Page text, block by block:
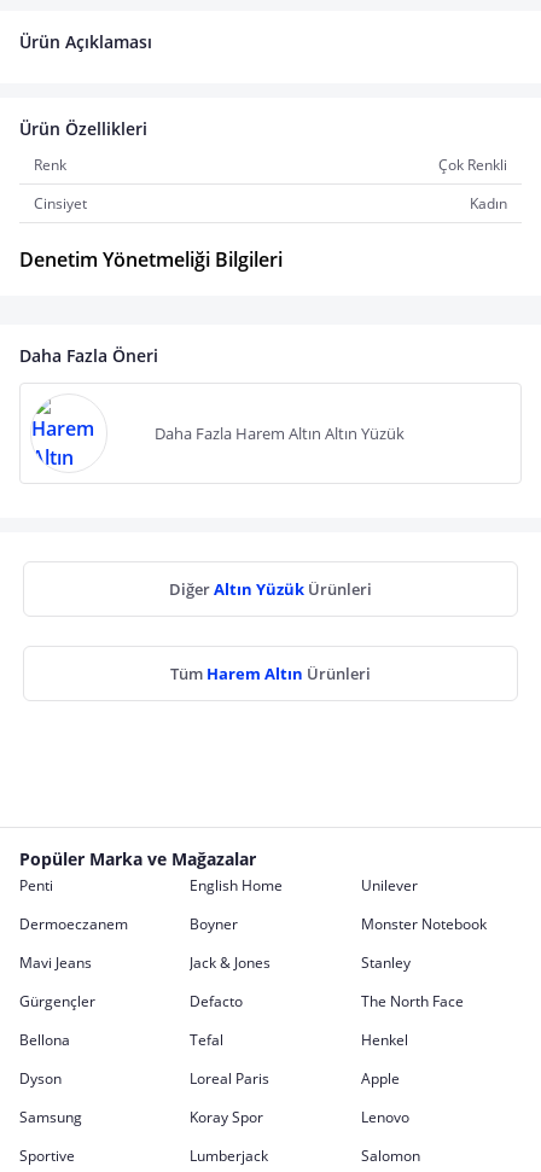
Ürün Açıklaması
Ürün Özellikleri
Renk
Çok Renkli
Cinsiyet
Kadın
Denetim Yönetmeliği Bilgileri
Daha Fazla Öneri
Daha Fazla Harem Altın Altın Yüzük
DiğerAltın Yüzük Ürünleri
Tüm Harem Altın Ürünleri
Popüler Marka ve Mağazalar
Penti English Home
Unilever
Dermoeczanem
Boyner
Monster Notebook
Mavi Jeans
Jack & Jones
Stanley
Gürgençler
Defacto
The North Face
Bellona
Tefal
Henkel
Dyson
Loreal Paris
Apple
Samsung
Koray Spor
Lenovo
Sportive
Lumberjack Salomon